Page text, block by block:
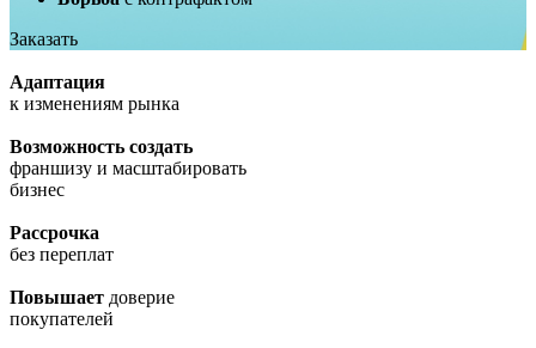
Заказать
Адаптация
к изменениям рынка
Возможность создать
франшизу и масштабировать
бизнес
Рассрочка
без переплат
Повышает доверие
покупателей